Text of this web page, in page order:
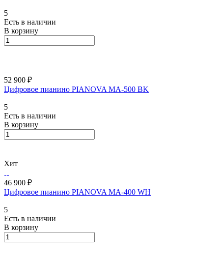
5
Есть в наличии
В корзину
52 900 ₽
Цифровое пианино PIANOVA MA-500 BK
5
Есть в наличии
В корзину
Хит
46 900 ₽
Цифровое пианино PIANOVA MA-400 WH
5
Есть в наличии
В корзину